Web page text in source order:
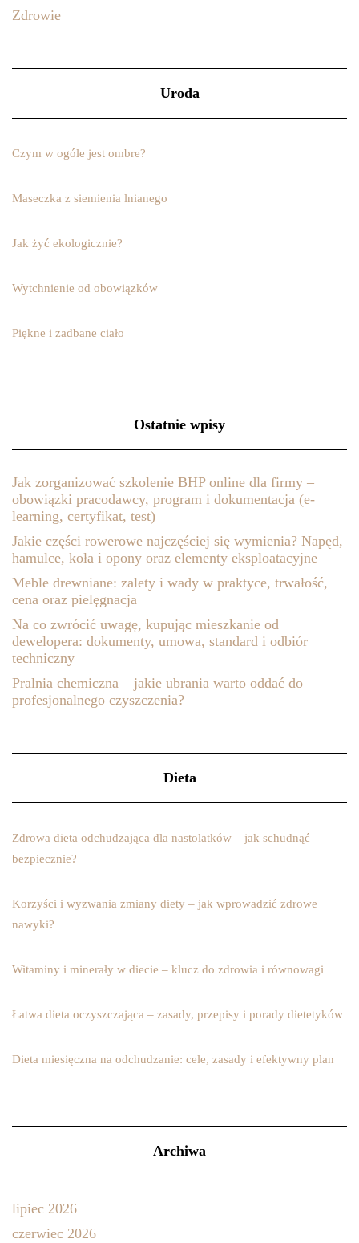
Zdrowie
Uroda
Czym w ogóle jest ombre?
Maseczka z siemienia lnianego
Jak żyć ekologicznie?
Wytchnienie od obowiązków
Piękne i zadbane ciało
Ostatnie wpisy
Jak zorganizować szkolenie BHP online dla firmy –
obowiązki pracodawcy, program i dokumentacja (e-
learning, certyfikat, test)
Jakie części rowerowe najczęściej się wymienia? Napęd,
hamulce, koła i opony oraz elementy eksploatacyjne
Meble drewniane: zalety i wady w praktyce, trwałość,
cena oraz pielęgnacja
Na co zwrócić uwagę, kupując mieszkanie od
dewelopera: dokumenty, umowa, standard i odbiór
techniczny
Pralnia chemiczna – jakie ubrania warto oddać do
profesjonalnego czyszczenia?
Dieta
Zdrowa dieta odchudzająca dla nastolatków – jak schudnąć
bezpiecznie?
Korzyści i wyzwania zmiany diety – jak wprowadzić zdrowe
nawyki?
Witaminy i minerały w diecie – klucz do zdrowia i równowagi
Łatwa dieta oczyszczająca – zasady, przepisy i porady dietetyków
Dieta miesięczna na odchudzanie: cele, zasady i efektywny plan
Archiwa
lipiec 2026
czerwiec 2026